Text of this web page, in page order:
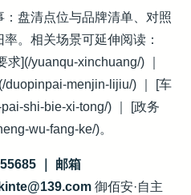
盘清点位与品牌清单、对照
。相关场景可延伸阅读：
](/yuanqu-xinchuang/) ｜
duopinpai-menjin-lijiu/) ｜ [车
shi-bie-xi-tong/) ｜ [政务
wu-fang-ke/)。
｜ 邮箱
御佰安·自主